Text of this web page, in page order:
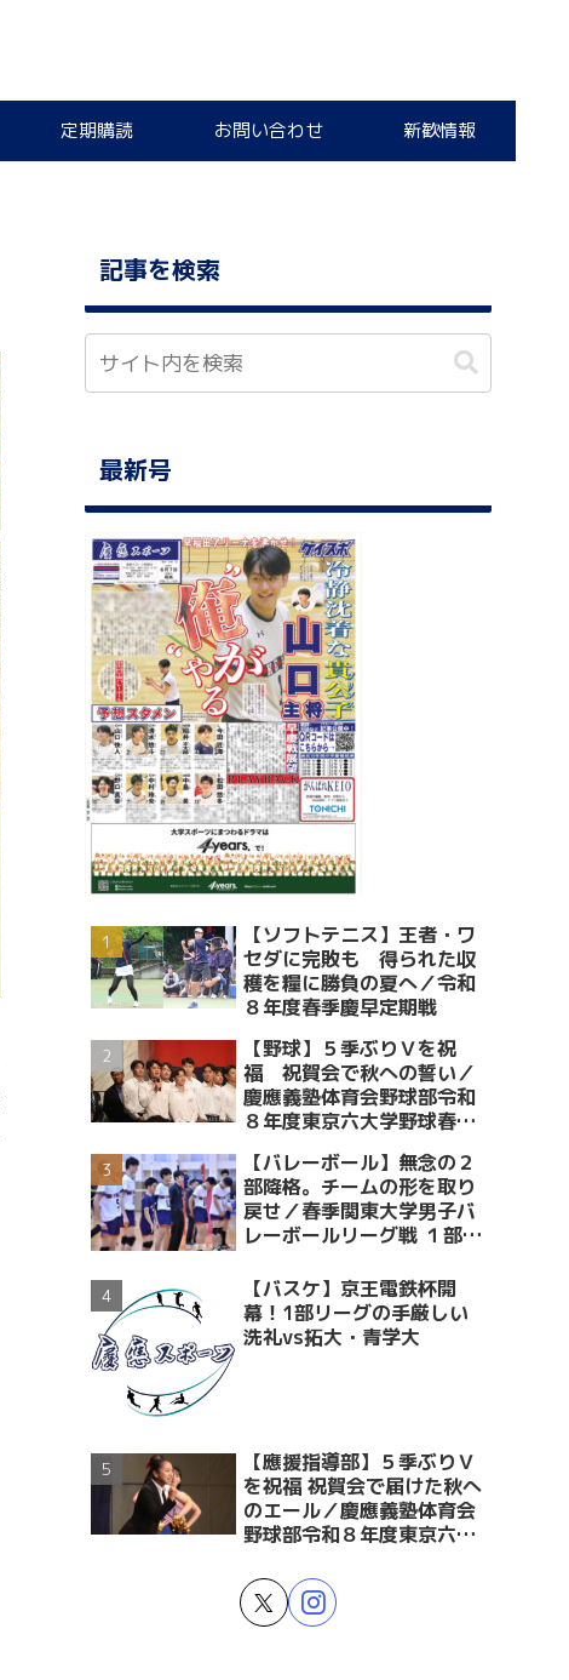
定期購読 お問い合わせ 新歓情報
記事を検索
最新号
【ソフトテニス】王者・ワ
セダに完敗も 得られた収
穫を糧に勝負の夏へ／令和
８年度春季慶早定期戦
【野球】５季ぶりＶを祝
福 祝賀会で秋への誓い／
慶應義塾体育会野球部令和
８年度東京六大学野球春季
～
【バレーボール】無念の２
部降格。チームの形を取り
戻せ／春季関東大学男子バ
レーボールリーグ戦 １部・
【バスケ】京王電鉄杯開
幕！1部リーグの手厳しい
洗礼vs拓大・青学大
【應援指導部】５季ぶりＶ
を祝福 祝賀会で届けた秋へ
のエール／慶應義塾体育会
野球部令和８年度東京六大
賀会～後編～